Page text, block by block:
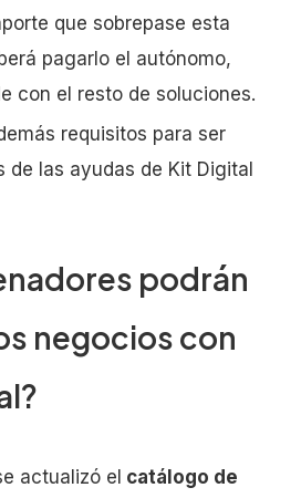
que sobrepase esta
pagarlo el autónomo,
con el resto de soluciones.
requisitos para ser
de las ayudas de Kit Digital
podrán
negocios con
actualizó el catálogo de